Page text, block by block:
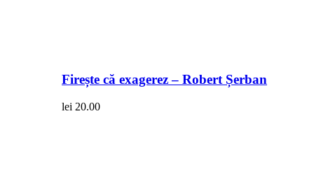
Firește că exagerez – Robert Șerban
lei 20.00